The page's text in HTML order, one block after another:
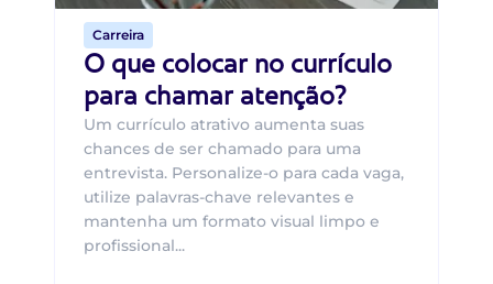
Carreira
O que colocar no currículo
para chamar atenção?
Um currículo atrativo aumenta suas
chances de ser chamado para uma
entrevista. Personalize-o para cada vaga,
utilize palavras-chave relevantes e
mantenha um formato visual limpo e
profissional...